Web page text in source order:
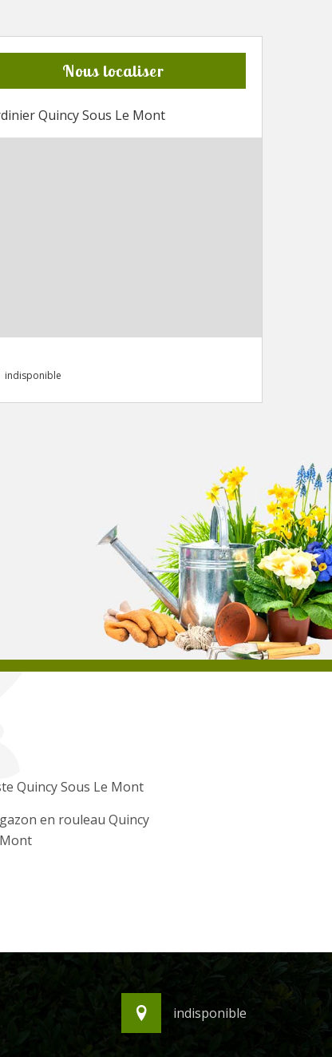
Nous localiser
Quincy Sous Le Mont
indisponible
Quincy Sous Le Mont
en rouleau Quincy
indisponible